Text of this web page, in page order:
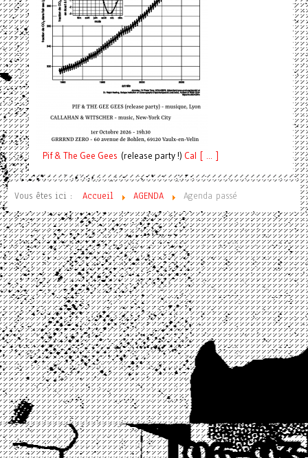
Pif& The Gee Gees (release party !) Cal [ ... ]
Vous êtes ici : Accueil AGENDA Agenda passé